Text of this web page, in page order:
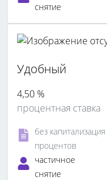
снятие
Удобный
4,50 %
процентная ставка
без капитализация
процентов
частичное
снятие